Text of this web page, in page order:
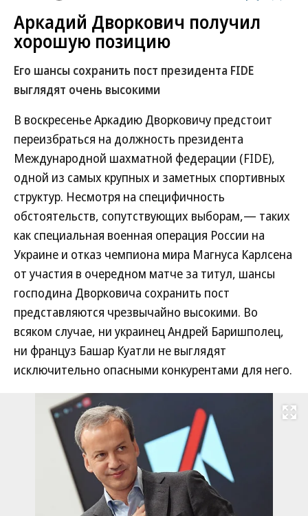
Аркадий Дворкович получил
хорошую позицию
Его шансы сохранить пост президента FIDE
выглядят очень высокими
В воскресенье Аркадию Дворковичу предстоит
переизбраться на должность президента
Международной шахматной федерации (FIDE),
одной из самых крупных и заметных спортивных
структур. Несмотря на специфичность
обстоятельств, сопутствующих выборам,— таких
как специальная военная операция России на
Украине и отказ чемпиона мира Магнуса Карлсена
от участия в очередном матче за титул, шансы
господина Дворковича сохранить пост
представляются чрезвычайно высокими. Во
всяком случае, ни украинец Андрей Баришполец,
ни француз Башар Куатли не выглядят
исключительно опасными конкурентами для него.
Развернуть